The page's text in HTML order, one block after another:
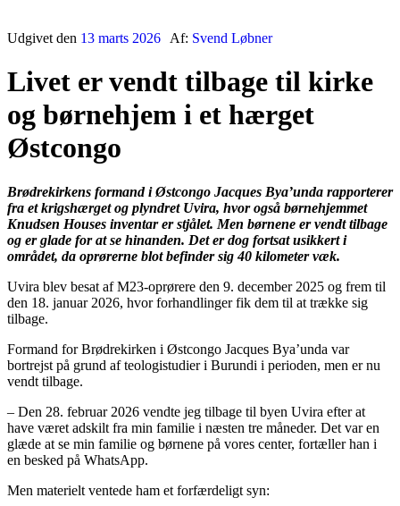
Udgivet den 13 marts 2026 Af: Svend Løbner
Livet er vendt tilbage til kirke
og børnehjem i et hærget
Østcongo
Brødrekirkens formand i Østcongo Jacques Bya’unda rapporterer
fra et krigshærget og plyndret Uvira, hvor også børnehjemmet
Knudsen Houses inventar er stjålet. Men børnene er vendt tilbage
og er glade for at se hinanden. Det er dog fortsat usikkert i
området, da oprørerne blot befinder sig 40 kilometer væk.
Uvira blev besat af M23-oprørere den 9. december 2025 og frem til
den 18. januar 2026, hvor forhandlinger fik dem til at trække sig
tilbage.
Formand for Brødrekirken i Østcongo Jacques Bya’unda var
bortrejst på grund af teologistudier i Burundi i perioden, men er nu
vendt tilbage.
– Den 28. februar 2026 vendte jeg tilbage til byen Uvira efter at
have været adskilt fra min familie i næsten tre måneder. Det var en
glæde at se min familie og børnene på vores center, fortæller han i
en besked på WhatsApp.
Men materielt ventede ham et forfærdeligt syn: